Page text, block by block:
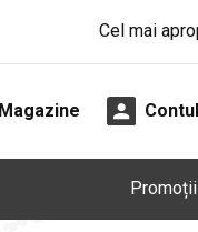
Cel mai
Magazine
Promoții